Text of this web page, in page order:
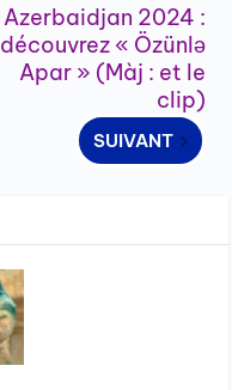
Azerbaidjan 2024 :
découvrez « Özünlə
Apar » (Màj : et le
clip)
SUIVANT